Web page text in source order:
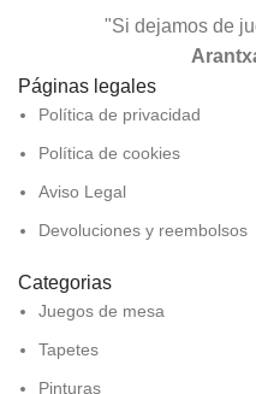
"Si dejamos de
Páginas legales
Política de privacidad
Política de cookies
Aviso Legal
Devoluciones y reembolsos
Categorias
Juegos de mesa
Tapetes
Pinturas